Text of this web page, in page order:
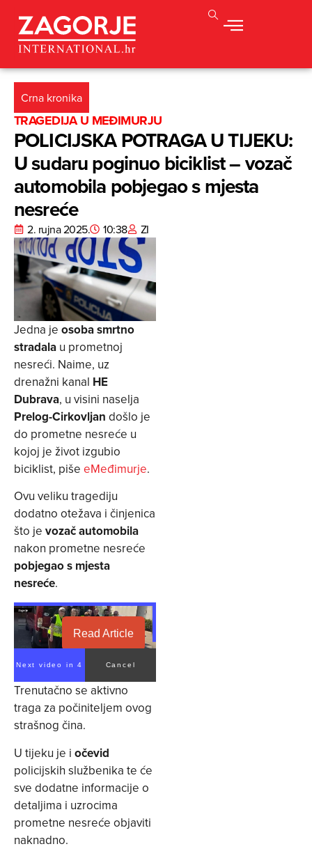
Crna kronika
TRAGEDIJA U MEĐIMURJU
POLICIJSKA POTRAGA U TIJEKU:
U sudaru poginuo biciklist – vozač
automobila pobjegao s mjesta
nesreće
2. rujna 2025. 10:38 ZI
Jedna je osoba smrtno
stradala u prometnoj
nesreći. Naime, uz
drenažni kanal HE
Dubrava, u visini naselja
Prelog-Cirkovljan došlo je
do prometne nesreće u
kojoj je život izgubio
biciklist, piše eMeđimurje.
Ovu veliku tragediju
dodatno otežava i činjenica
što je vozač automobila
nakon prometne nesreće
pobjegao s mjesta
nesreće.
Read Article
Next video in 3 Cancel
Trenutačno se aktivno
traga za počiniteljem ovog
strašnog čina.
U tijeku je i očevid
policijskih službenika te će
sve dodatne informacije o
detaljima i uzrocima
prometne nesreće objaviti
naknadno.